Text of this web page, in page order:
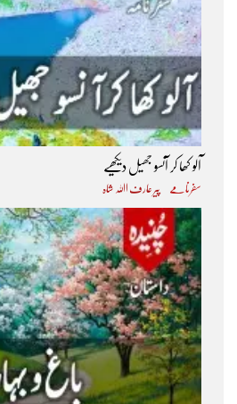
آلو کھا کر آنسو جھیل دیکھیے
سفرنامے پیر عارف اﷲ شاہ